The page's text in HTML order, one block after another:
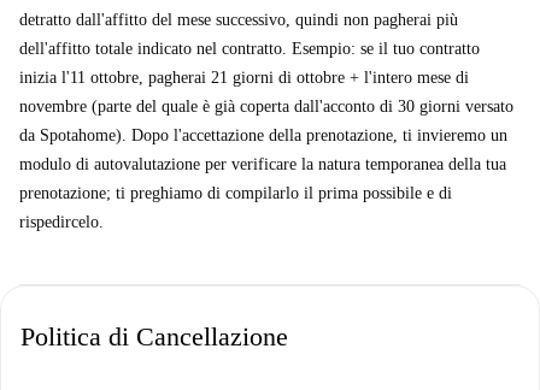
detratto dall'affitto del mese successivo, quindi non pagherai più
dell'affitto totale indicato nel contratto. Esempio: se il tuo contratto
inizia l'11 ottobre, pagherai 21 giorni di ottobre + l'intero mese di
novembre (parte del quale è già coperta dall'acconto di 30 giorni versato
da Spotahome). Dopo l'accettazione della prenotazione, ti invieremo un
modulo di autovalutazione per verificare la natura temporanea della tua
prenotazione; ti preghiamo di compilarlo il prima possibile e di
rispedircelo.
Politica di Cancellazione